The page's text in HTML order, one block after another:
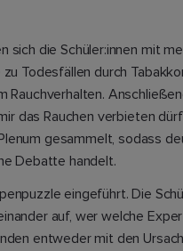
sich die Schüler:innen mit
Todesfällen durch
Rauchverhalten.
das Rauchen verbieten
gesammelt, sodass
Debatte handelt.
eingeführt. Die
auf, wer welche
entweder mit den